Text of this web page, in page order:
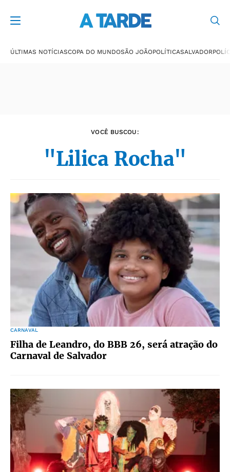
ÚLTIMAS NOTÍCIASCOPA DO MUNDOSÃO JOÃOPOLÍTICASALVADOR
VOCÊ BUSCOU:
"Lilica Rocha"
CARNAVAL
Filha de Leandro, do BBB 26, será atração do
Carnaval de Salvador